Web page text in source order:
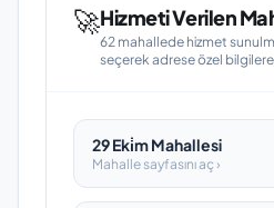
🚀Hizmeti Verilen
62 mahallede hizmet
seçerek adrese özel bilgilere
29 Eki̇m Mahallesi
Mahalle sayfasını aç ›